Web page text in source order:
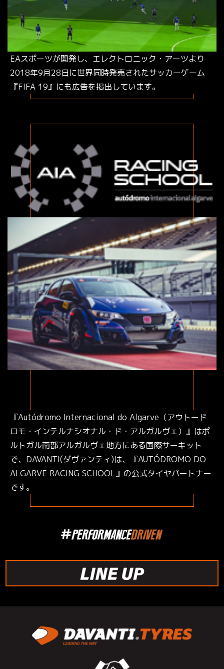
EAスポーツが開発し、エレクトロニック・アーツより
2018年9月28日に世界同時発売されたサッカーゲーム
『FIFA 19』にも広告を掲出しています。
『Autódromo Internacional do Algarve（アウトード
ロモ・インテルナシオナル・ド・アルガルヴェ）』はポ
ルトガル南部アルガルヴェ地方にある国際サーキット
で、DAVANTI(ダヴァンティ)は、『AUTÓDROMO DO
ALGARVE RACING SCHOOL』の公式タイヤパートナー
です。